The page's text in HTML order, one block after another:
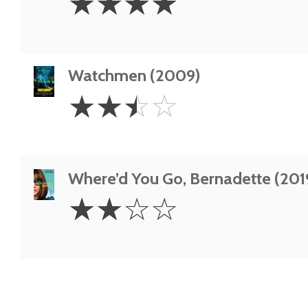
Stars
Watchmen (2009)
2.5
Stars
☆☆☆☆
Where’d You Go, Bernadette
Stars
☆☆☆☆